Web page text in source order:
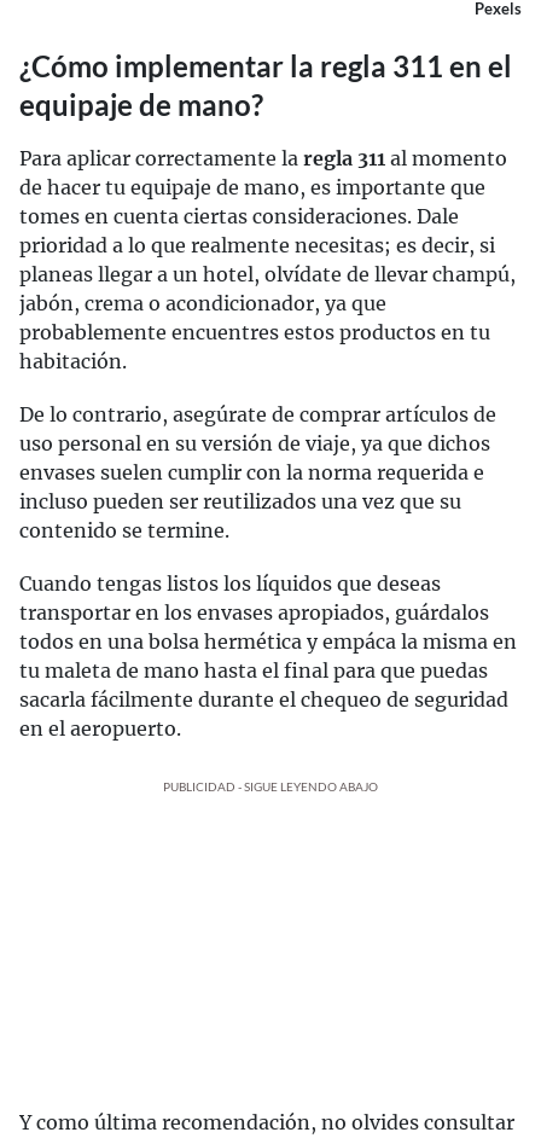
Pexels
¿Cómo implementar la regla 311 en el
equipaje de mano?
Para aplicar correctamente la regla 311 al momento
de hacer tu equipaje de mano, es importante que
tomes en cuenta ciertas consideraciones. Dale
prioridad a lo que realmente necesitas; es decir, si
planeas llegar a un hotel, olvídate de llevar champú,
jabón, crema o acondicionador, ya que
probablemente encuentres estos productos en tu
habitación.
De lo contrario, asegúrate de comprar artículos de
uso personal en su versión de viaje, ya que dichos
envases suelen cumplir con la norma requerida e
incluso pueden ser reutilizados una vez que su
contenido se termine.
Cuando tengas listos los líquidos que deseas
transportar en los envases apropiados, guárdalos
todos en una bolsa hermética y empáca la misma en
tu maleta de mano hasta el final para que puedas
sacarla fácilmente durante el chequeo de seguridad
en el aeropuerto.
PUBLICIDAD - SIGUE LEYENDO ABAJO
Y como última recomendación, no olvides consultar